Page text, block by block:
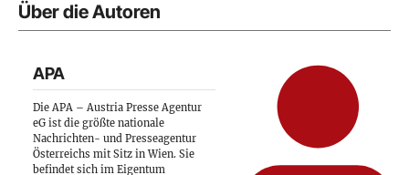
Über die Autoren
APA
Die APA – Austria Presse Agentur
eG ist die größte nationale
Nachrichten- und Presseagentur
Österreichs mit Sitz in Wien. Sie
befindet sich im Eigentum